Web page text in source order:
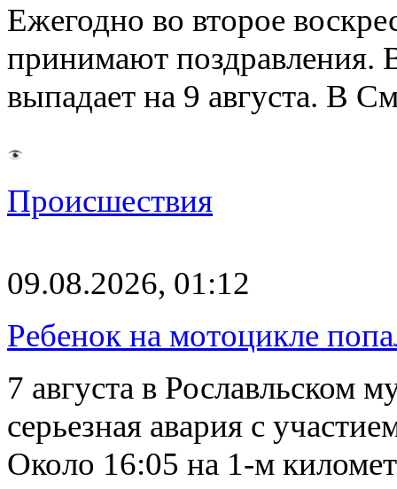
Ежегодно во второе
принимают поздравления.
выпадает на 9 августа. В
Происшествия
09.08.2026, 01:12
Ребенок на мотоцикле
7 августа в Рославльском
серьезная авария с
Около 16:05 на 1-м